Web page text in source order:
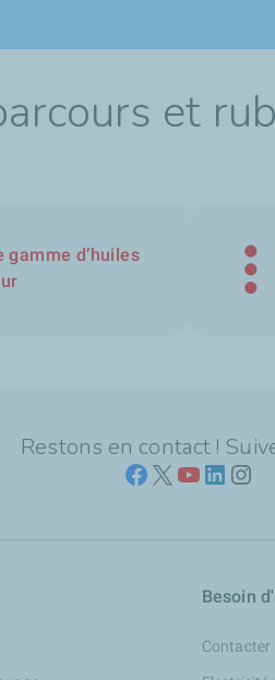
et
gamme d’huiles
Restons en contact !
Besoin
Contacter